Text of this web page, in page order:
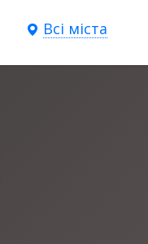
Всі міста